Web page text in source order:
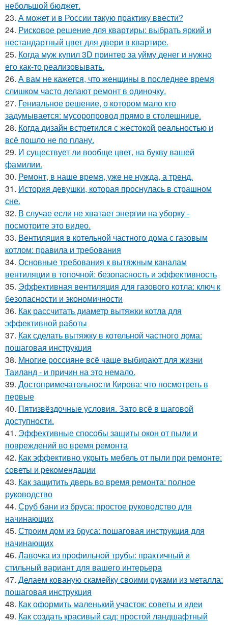
небольшой бюджет.
23. А может и в России такую практику ввести?
24. Рисковое решение для квартиры: выбрать яркий и
нестандартный цвет для двери в квартире.
25. Когда муж купил 3D принтер за уйму денег и нужно
его как-то реализовывать.
26. А вам не кажется, что женщины в последнее время
слишком часто делают ремонт в одиночку.
27. Гениальное решение, о котором мало кто
задумывается: мусоропровод прямо в столешнице.
28. Когда дизайн встретился с жестокой реальностью и
всё пошло не по плану.
29. И существует ли вообще цвет, на букву вашей
фамилии.
30. Ремонт, в наше время, уже не нужда, а тренд.
31. История девушки, которая проснулась в страшном
сне.
32. В случае если не хватает энергии на уборку -
посмотрите это видео.
33. Вентиляция в котельной частного дома с газовым
котлом: правила и требования
34. Основные требования к вытяжным каналам
вентиляции в топочной: безопасность и эффективность
35. Эффективная вентиляция для газового котла: ключ к
безопасности и экономичности
36. Как рассчитать диаметр вытяжки котла для
эффективной работы
37. Как сделать вытяжку в котельной частного дома:
пошаговая инструкция
38. Многие россияне всё чаще выбирают для жизни
Таиланд - и причин на это немало.
39. Достопримечательности Кирова: что посмотреть в
первые
40. Пятизвёздочные условия. Зато всё в шаговой
доступности.
41. Эффективные способы защиты окон от пыли и
повреждений во время ремонта
42. Как эффективно укрыть мебель от пыли при ремонте:
советы и рекомендации
43. Как защитить дверь во время ремонта: полное
руководство
44. Сруб бани из бруса: простое руководство для
начинающих
45. Строим дом из бруса: пошаговая инструкция для
начинающих
46. Лавочка из профильной трубы: практичный и
стильный вариант для вашего интерьера
47. Делаем кованую скамейку своими руками из металла:
пошаговая инструкция
48. Как оформить маленький участок: советы и идеи
49. Как создать красивый сад: простой ландшафтный